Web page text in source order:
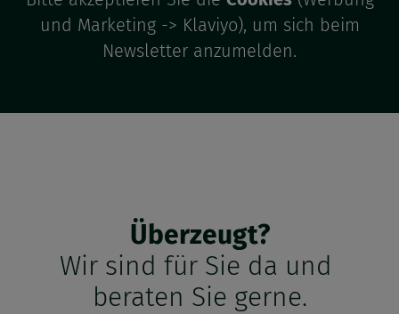
und Marketing -> Klaviyo), um sich beim
Newsletter anzumelden.
Überzeugt?
Wir sind für Sie da und
beraten Sie gerne.